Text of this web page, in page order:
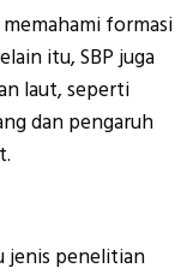
formasi
itu, SBP juga
laut, seperti
dan pengaruh
jenis penelitian